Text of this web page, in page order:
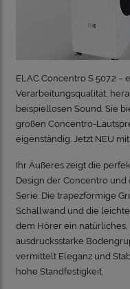
ELAC Concentro S 507.2
Verarbeitungsqualität,
beispiellosen Sound. Sie
großen Concentro-
eigenständig. Jetzt NEU mit
Ihr Äußeres zeigt die
Design der Concentro
Serie. Die trapezförmige
Schallwand und die
dem Hörer ein
ausdrucksstarke
vermittelt Eleganz und
hohe Standfestigkeit.